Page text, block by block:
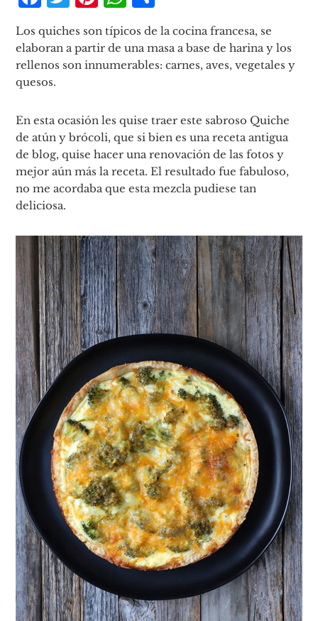
Los quiches son típicos de la cocina francesa, se
elaboran a partir de una masa a base de harina y los
rellenos son innumerables: carnes, aves, vegetales y
quesos.
En esta ocasión les quise traer este sabroso Quiche
de atún y brócoli, que si bien es una receta antigua
de blog, quise hacer una renovación de las fotos y
mejor aún más la receta. El resultado fue fabuloso,
no me acordaba que esta mezcla pudiese tan
deliciosa.